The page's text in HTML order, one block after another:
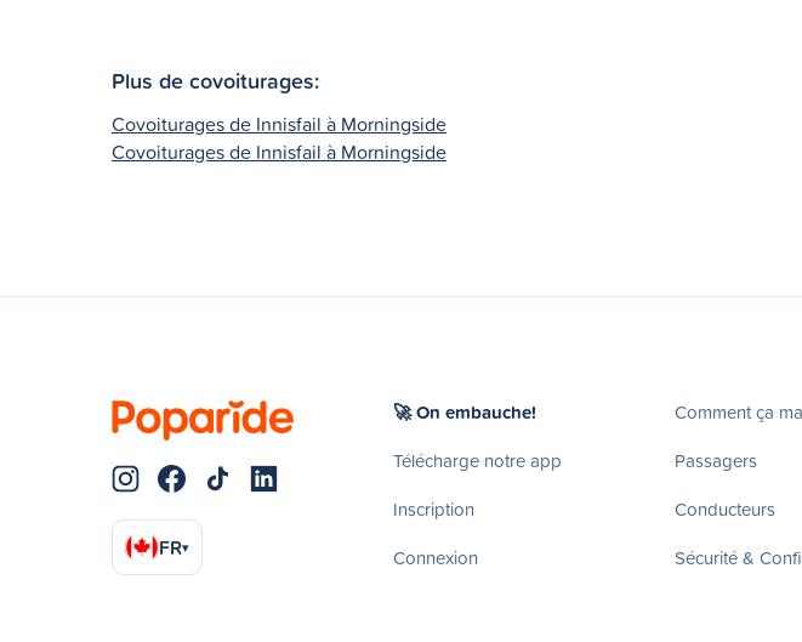
Plus de covoiturages:
Covoiturages de Innisfail à Morningside
Covoiturages de Innisfail à Morningside
FR▾
🚀 On embauche!
Télécharge notre app
Inscription
Connexion
Comment ça
Passagers
Conducteurs
Sécurité &